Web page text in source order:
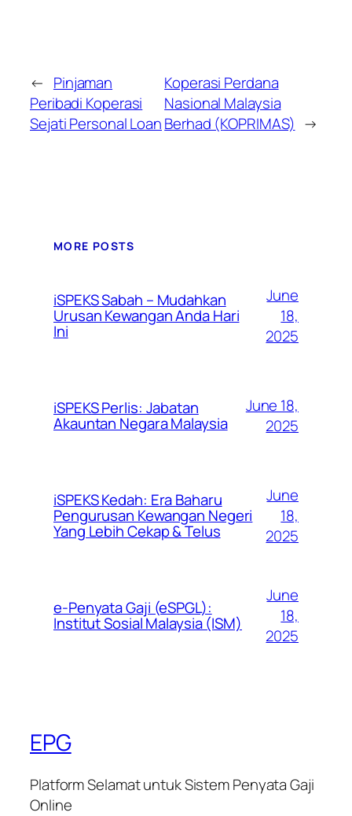
← Pinjaman
Peribadi Koperasi
Sejati Personal Loan
Koperasi Perdana
Nasional Malaysia
Berhad (KOPRIMAS) →
MORE POSTS
iSPEKS Sabah – Mudahkan
Urusan Kewangan Anda Hari
Ini
June
18,
2025
iSPEKS Perlis: Jabatan
Akauntan Negara Malaysia
June 18,
2025
iSPEKS Kedah: Era Baharu
Pengurusan Kewangan Negeri
Yang Lebih Cekap & Telus
June
18,
2025
e-Penyata Gaji (eSPGL):
Institut Sosial Malaysia (ISM)
June
18,
2025
EPG
Platform Selamat untuk Sistem Penyata Gaji
Online